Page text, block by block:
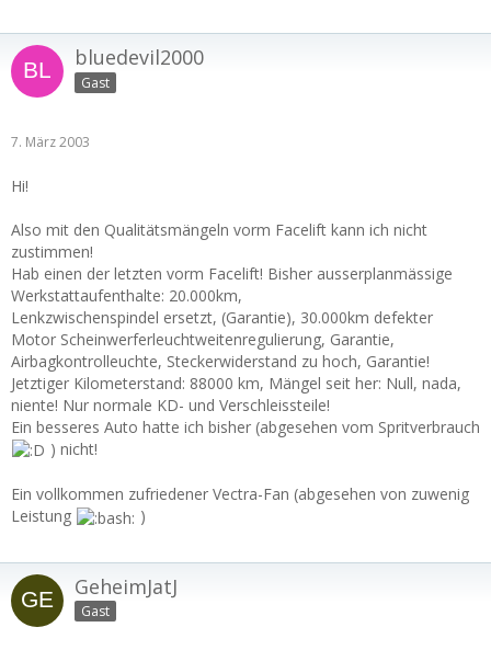
bluedevil2000
Gast
7. März 2003
Hi!
Also mit den Qualitätsmängeln vorm Facelift kann ich nicht
zustimmen!
Hab einen der letzten vorm Facelift! Bisher ausserplanmässige
Werkstattaufenthalte: 20.000km,
Lenkzwischenspindel ersetzt, (Garantie), 30.000km defekter
Motor Scheinwerferleuchtweitenregulierung, Garantie,
Airbagkontrolleuchte, Steckerwiderstand zu hoch, Garantie!
Jetztiger Kilometerstand: 88000 km, Mängel seit her: Null, nada,
niente! Nur normale KD- und Verschleissteile!
Ein besseres Auto hatte ich bisher (abgesehen vom Spritverbrauch
) nicht!
Ein vollkommen zufriedener Vectra-Fan (abgesehen von zuwenig
Leistung
)
GeheimJatJ
Gast